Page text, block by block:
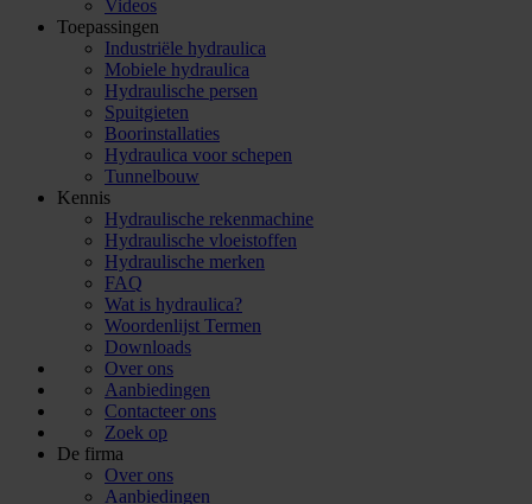
Videos
Toepassingen
Industriële hydraulica
Mobiele hydraulica
Hydraulische persen
Spuitgieten
Boorinstallaties
Hydraulica voor schepen
Tunnelbouw
Kennis
Hydraulische rekenmachine
Hydraulische vloeistoffen
Hydraulische merken
FAQ
Wat is hydraulica?
Woordenlijst Termen
Downloads
Over ons
Aanbiedingen
Contacteer ons
Zoek op
De firma
Over ons
Aanbiedingen